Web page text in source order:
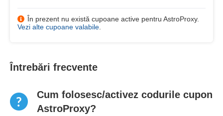
În prezent nu există cupoane active pentru AstroProxy.
Vezi alte cupoane valabile
Întrebări frecvente
Cum folosesc/activez codurile cupon
AstroProxy?